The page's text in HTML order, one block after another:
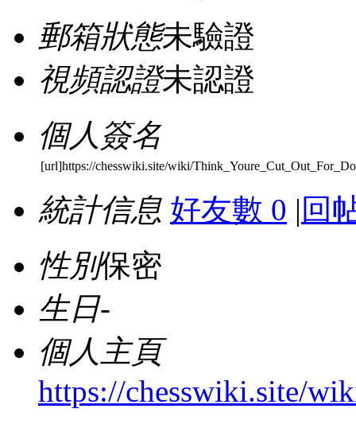
郵箱狀態未驗證
視頻認證未認證
個人簽名
[url]https://chesswiki.site/wiki/
統計信息 好友數 0 | 回
性別保密
生日-
個人主頁
https://chesswiki.site/